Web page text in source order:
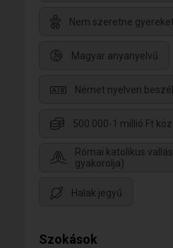
Nem szeretne gyereket
Magyar anyanyelvű
Német nyelven beszél
500.000-1 millió Ft
Római katolikus
gyakorolja)
Halak jegyű
Szokások